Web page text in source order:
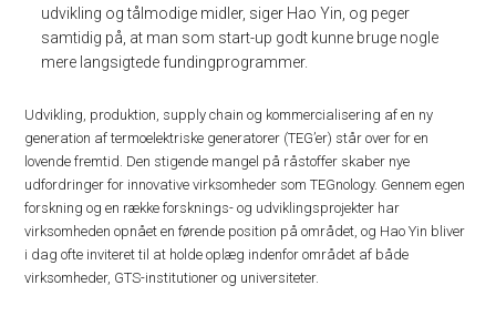
udvikling og tålmodige midler, siger Hao Yin, og peger
samtidig på, at man som start-up godt kunne bruge nogle
mere langsigtede fundingprogrammer.
Udvikling, produktion, supply chain og kommercialisering af en ny
generation af termoelektriske generatorer (TEG’er) står over for en
lovende fremtid. Den stigende mangel på råstoffer skaber nye
udfordringer for innovative virksomheder som TEGnology. Gennem egen
forskning og en række forsknings- og udviklingsprojekter har
virksomheden opnået en førende position på området, og Hao Yin bliver
i dag ofte inviteret til at holde oplæg indenfor området af både
virksomheder, GTS-institutioner og universiteter.